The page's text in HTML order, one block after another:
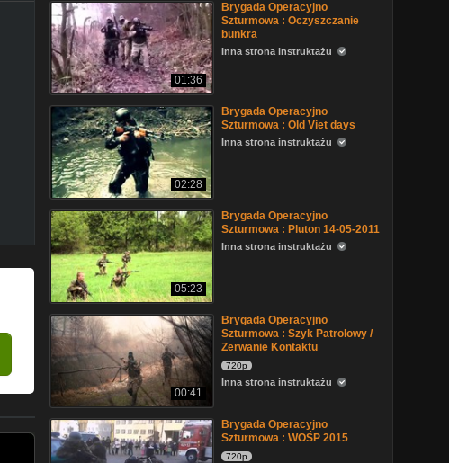
01:36
Brygada Operacyjno
Szturmowa : Oczyszczanie
bunkra
Inna strona instruktażu
02:28
Brygada Operacyjno
Szturmowa : Old Viet days
Inna strona instruktażu
05:23
Brygada Operacyjno
Szturmowa : Pluton 14-05-2011
Inna strona instruktażu
00:41
Brygada Operacyjno
Szturmowa : Szyk Patrolowy /
Zerwanie Kontaktu
720p
Inna strona instruktażu
Brygada Operacyjno
Szturmowa : WOŚP 2015
720p